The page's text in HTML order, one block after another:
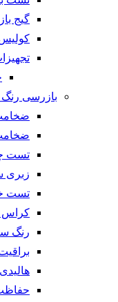
گیج
بازرسی
تست
زبری
تست
کراس
رنگ
هالیدی